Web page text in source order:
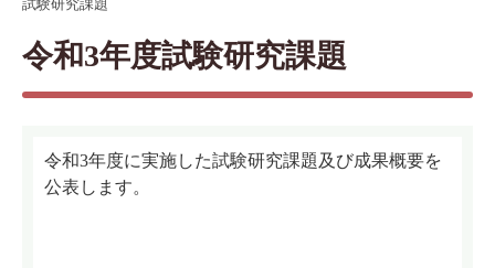
試験研究課題
令和3年度試験研究課題
令和3年度に実施した試験研究課題及び成果概要を
公表します。